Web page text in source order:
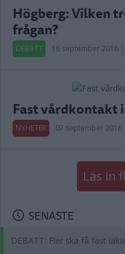
Högberg: Vilken
frågan?
DEBATT 16 september 2016
Fast vårdkontakt
NYHETER 07 september 2016
Läs in
SENASTE
DEBATT: Fler ska få fast